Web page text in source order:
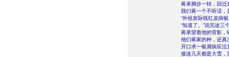
蒋承脚步一转，回过
我们蒋一个不听话，
“外祖发际线红皮病
“知道了。”说完这三
蒋承望着他的背影，
他们蒋家的种，还真
开口求一银屑病应注
接连几天都是大雪，